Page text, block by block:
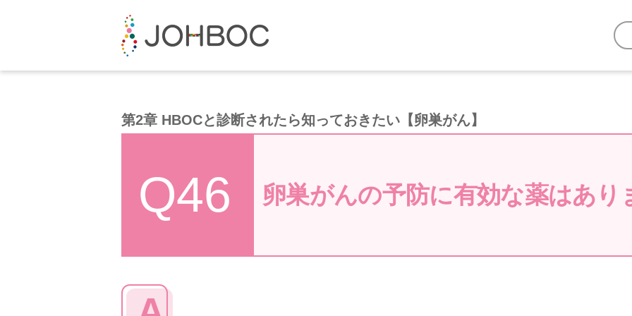
第2章 HBOCと診断されたら知っておきたい【卵巣がん】
Q46 卵巣がんの予防に有効な薬はあり